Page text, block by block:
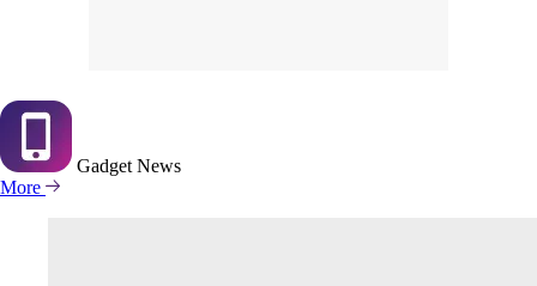
Gadget News
More